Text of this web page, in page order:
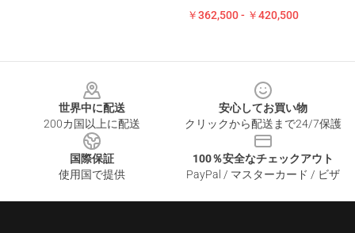
￥362,500 - ￥420,500
世界中に配送
200カ国以上に配送
安心してお買い物
クリックから配送まで24/7保護
国際保証
使用国で提供
100％安全なチェックアウト
PayPal / マスターカード / ビザ